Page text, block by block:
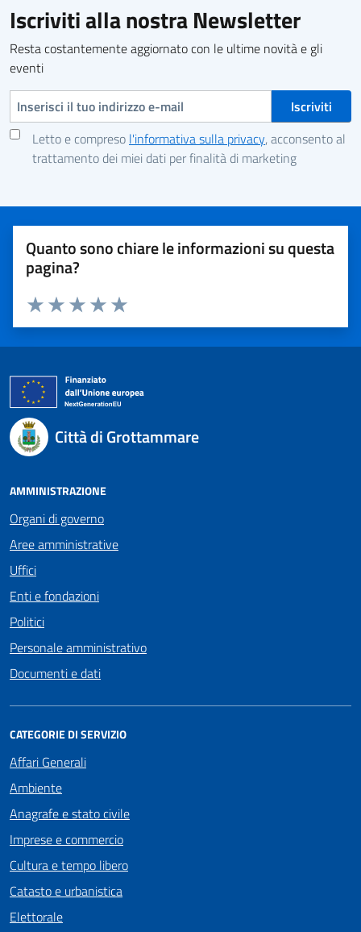
Iscriviti alla nostra Newsletter
Resta costantemente aggiornato con le ultime novità e gli
eventi
Indirizzo e-mail
Letto e compreso l'informativa sulla privacy, acconsento al
trattamento dei miei dati per finalità di marketing
Quanto sono chiare le informazioni su questa
pagina?
Valuta 5 stelle su 5
Valuta 4 stelle su 5
Valuta 3 stelle su 5
Valuta 2 stelle su 5
Valuta 1 stelle su 5
Città di Grottammare
AMMINISTRAZIONE
Organi di governo
Aree amministrative
Uffici
Enti e fondazioni
Politici
Personale amministrativo
Documenti e dati
CATEGORIE DI SERVIZIO
Affari Generali
Ambiente
Anagrafe e stato civile
Imprese e commercio
Cultura e tempo libero
Catasto e urbanistica
Elettorale